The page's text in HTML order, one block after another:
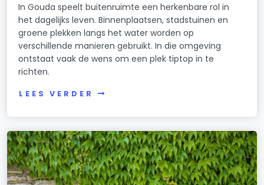
In Gouda speelt buitenruimte een herkenbare rol in
het dagelijks leven. Binnenplaatsen, stadstuinen en
groene plekken langs het water worden op
verschillende manieren gebruikt. In die omgeving
ontstaat vaak de wens om een plek tiptop in te
richten.
LEES VERDER